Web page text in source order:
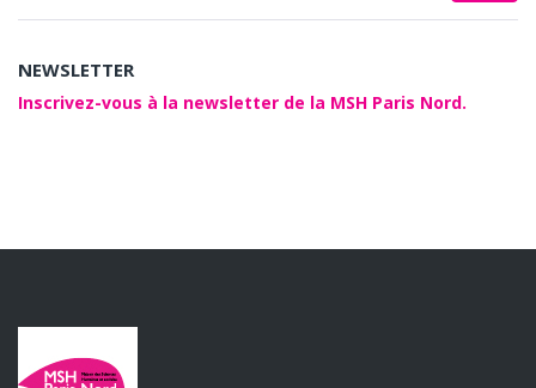
NEWSLETTER
Inscrivez-vous à la newsletter de la MSH Paris Nord.